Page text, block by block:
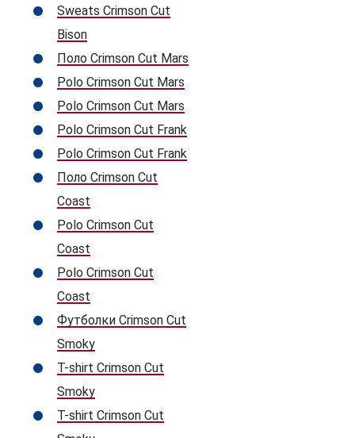
Sweats Crimson Cut
Bison
Поло Crimson Cut Mars
Polo Crimson Cut Mars
Polo Crimson Cut Mars
Polo Crimson Cut Frank
Polo Crimson Cut Frank
Поло Crimson Cut
Coast
Polo Crimson Cut
Coast
Polo Crimson Cut
Coast
Футболки Crimson Cut
Smoky
T-shirt Crimson Cut
Smoky
T-shirt Crimson Cut